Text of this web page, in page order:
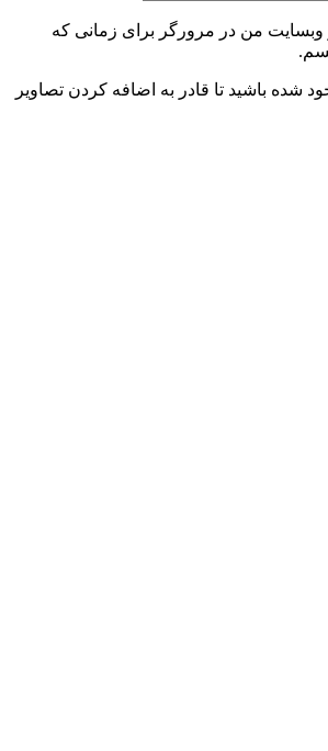
وبسایت من در مرورگر برای زمانی که
شده باشید تا قادر به اضافه کردن تصاویر